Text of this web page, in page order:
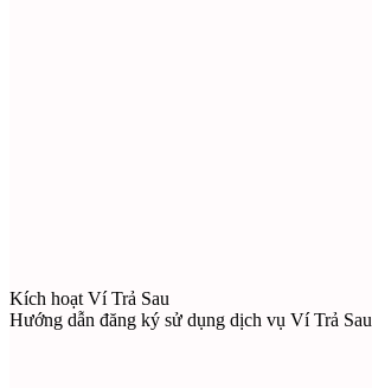
Kích hoạt Ví Trả Sau
Hướng dẫn đăng ký sử dụng dịch vụ Ví Trả Sau